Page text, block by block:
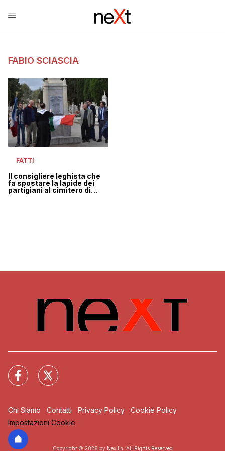
FABIO SCIASCIA
FATTI
Il consigliere leghista che
fa spostare la lapide dei
partigiani al cimitero di
Chi Siamo Contatti Privacy Policy
Cookie Policy
Impostazioni Cookie
Copyright © 2026 by Nexilia. All Rights Reserved